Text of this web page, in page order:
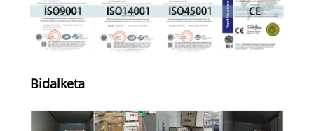
Bidalketa